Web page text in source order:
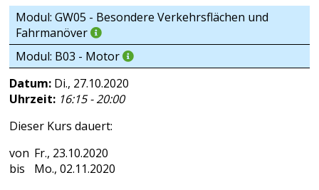
Modul: GW05 - Besondere Verkehrsflächen und
Fahrmanöver
Modul: B03 - Motor
Datum: Di., 27.10.2020
Uhrzeit: 16:15 - 20:00
Dieser Kurs dauert:
Fr., 23.10.2020
Mo., 02.11.2020